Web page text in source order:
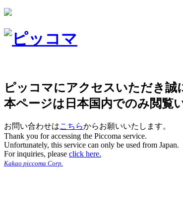
ピッコマにアクセスいただき誠
本ページは日本国内でのみ閲覧
お問い合わせはこちらからお願いいたします。
Thank you for accessing the Piccoma service.
Unfortunately, this service can only be used from Japan.
For inquiries, please click here.
Kakao piccoma Corp.